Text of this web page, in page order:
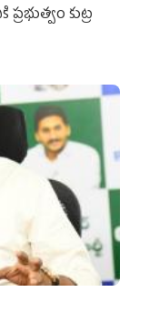
కుట్ర